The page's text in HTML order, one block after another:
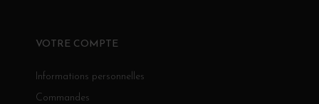
VOTRE COMPTE
Informations personnelles
Commandes